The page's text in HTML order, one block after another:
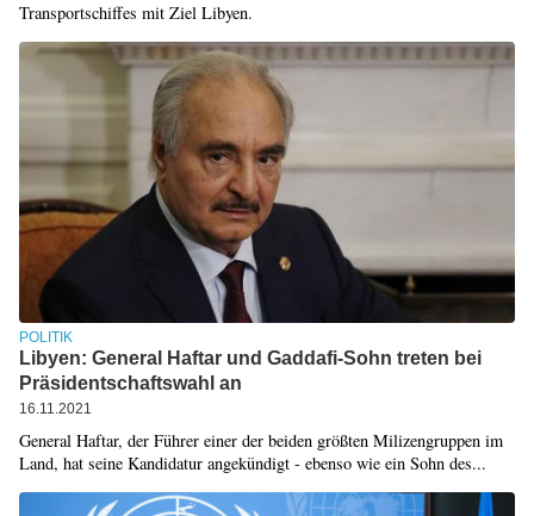
Transportschiffes mit Ziel Libyen.
POLITIK
Libyen: General Haftar und Gaddafi-Sohn treten bei
Präsidentschaftswahl an
16.11.2021
General Haftar, der Führer einer der beiden größten Milizengruppen im
Land, hat seine Kandidatur angekündigt - ebenso wie ein Sohn des...